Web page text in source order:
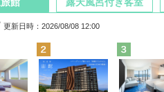
更新日時：2026/08/08 12:00